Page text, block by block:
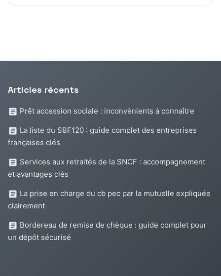
Articles récents
Prêt accession sociale : inconvénients à connaître
La liste du SBF120 : guide complet des entreprises
françaises clés
Services aux retraités de la SNCF : accompagnement
et avantages clés
La prise en charge du cb pec par la mutuelle expliquée
clairement
Bordereau de remise de chèque : guide complet pour
un dépôt sécurisé